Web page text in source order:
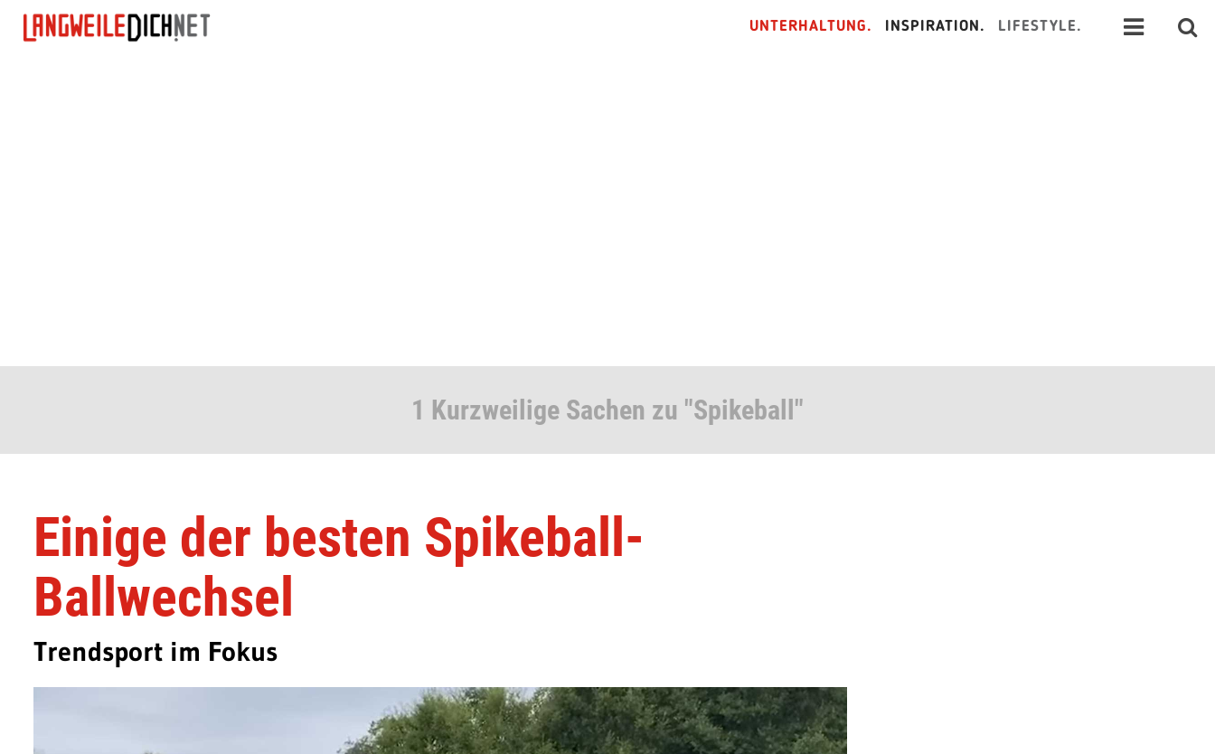
UNTERHALTUNG. INSPIRATION. LIFESTYLE.
1 Kurzweilige Sachen zu "Spikeball"
Einige der besten Spikeball-
Ballwechsel
Trendsport im Fokus